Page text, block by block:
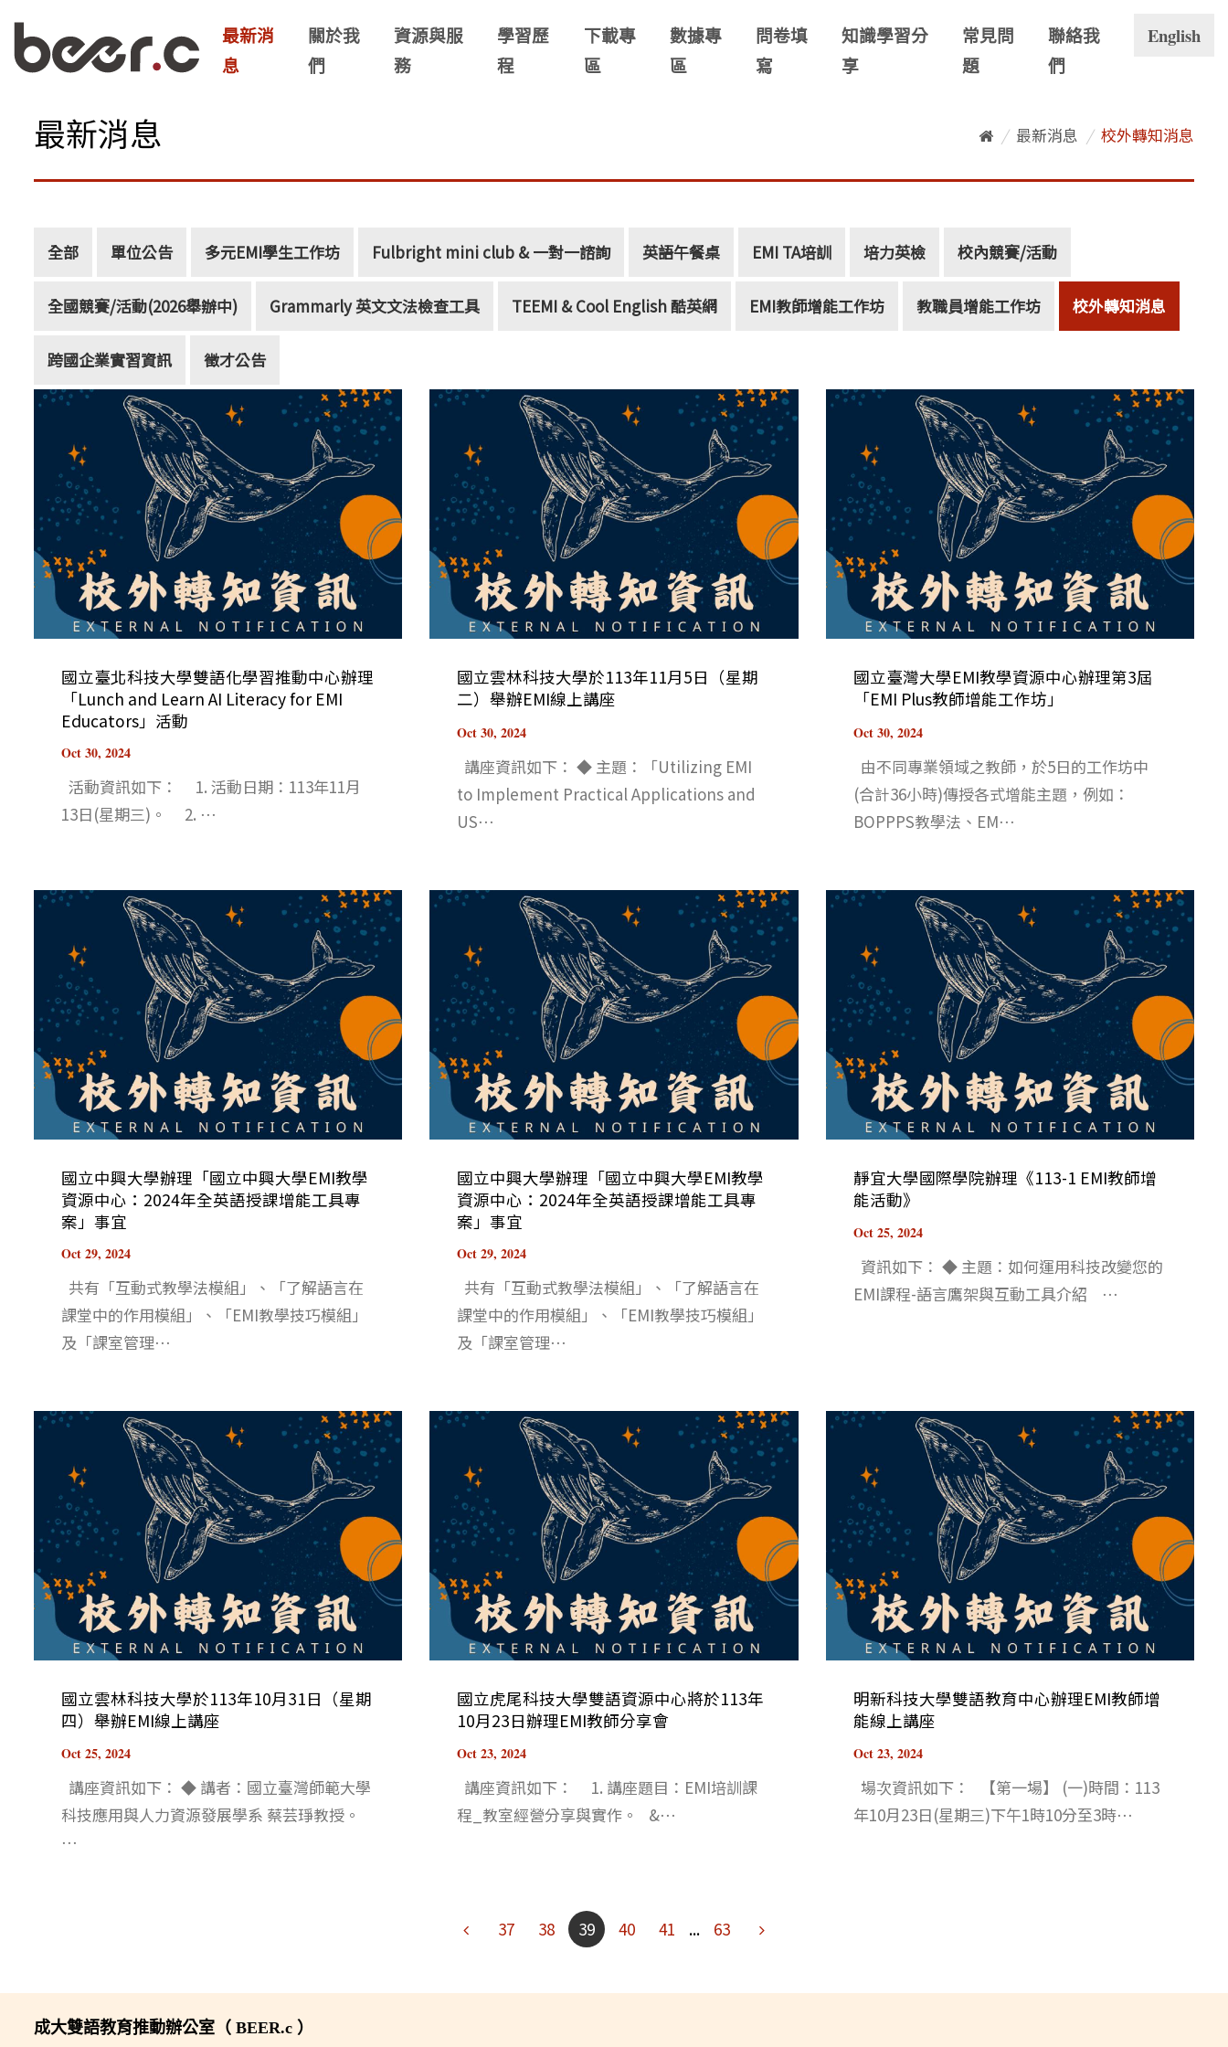
最新消
息
關於我
們
資源與服
務
學習歷
程
下載專
區
數據專
區
問卷填
寫
知識學習分
享
常見問
題
聯絡我
們
English
最新消息 / 最新消息 / 校外轉知消息
全部 單位公告 多元EMI學生工作坊 Fulbright mini club & 一對一諮詢 英語午餐桌 EMI TA培訓 培力英檢 校內競賽/活動
全國競賽/活動(2026舉辦中) Grammarly 英文文法檢查工具 TEEMI & Cool English 酷英網 EMI教師增能工作坊 教職員增能工作坊 校外轉知消息
跨國企業實習資訊 徵才公告
國立臺北科技大學雙語化學習推動中心辦理
「Lunch and Learn AI Literacy for EMI
Educators」活動
Oct 30, 2024
活動資訊如下： 1. 活動日期：113年11月
13日(星期三)。 2. ⋯
國立雲林科技大學於113年11月5日（星期
二）舉辦EMI線上講座
Oct 30, 2024
講座資訊如下： ◆ 主題：「Utilizing EMI
to Implement Practical Applications and
US⋯
國立臺灣大學EMI教學資源中心辦理第3屆
「EMI Plus教師增能工作坊」
Oct 30, 2024
由不同專業領域之教師，於5日的工作坊中
(合計36小時)傳授各式增能主題，例如：
BOPPPS教學法、EM⋯
國立中興大學辦理「國立中興大學EMI教學
資源中心：2024年全英語授課增能工具專
案」事宜
Oct 29, 2024
共有「互動式教學法模組」、「了解語言在
課堂中的作用模組」、「EMI教學技巧模組」
及「課室管理⋯
國立中興大學辦理「國立中興大學EMI教學
資源中心：2024年全英語授課增能工具專
案」事宜
Oct 29, 2024
共有「互動式教學法模組」、「了解語言在
課堂中的作用模組」、「EMI教學技巧模組」
及「課室管理⋯
靜宜大學國際學院辦理《113-1 EMI教師增
能活動》
Oct 25, 2024
資訊如下： ◆ 主題：如何運用科技改變您的
EMI課程-語言鷹架與互動工具介紹 ⋯
國立雲林科技大學於113年10月31日（星期
四）舉辦EMI線上講座
Oct 25, 2024
講座資訊如下： ◆ 講者：國立臺灣師範大學
科技應用與人力資源發展學系 蔡芸琤教授。
⋯
國立虎尾科技大學雙語資源中心將於113年
10月23日辦理EMI教師分享會
Oct 23, 2024
講座資訊如下： 1. 講座題目：EMI培訓課
程_教室經營分享與實作。 &⋯
明新科技大學雙語教育中心辦理EMI教師增
能線上講座
Oct 23, 2024
場次資訊如下： 【第一場】 (一)時間：113
年10月23日(星期三)下午1時10分至3時⋯
Previous
37 38 39 40 41 ... 63 Next
成大雙語教育推動辦公室（ BEER.c ）